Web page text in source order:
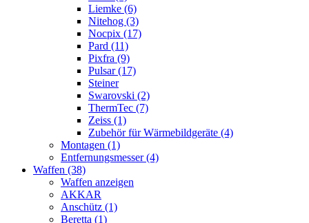
Liemke (6)
Nitehog (3)
Nocpix (17)
Pard (11)
Pixfra (9)
Pulsar (17)
Steiner
Swarovski (2)
ThermTec (7)
Zeiss (1)
Zubehör für Wärmebildgeräte (4)
Montagen (1)
Entfernungsmesser (4)
Waffen (38)
Waffen anzeigen
AKKAR
Anschütz (1)
Beretta (1)